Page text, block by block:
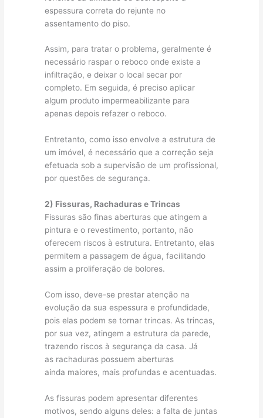
espessura correta do rejunte no
assentamento do piso.
Assim, para tratar o problema, geralmente é
necessário raspar o reboco onde existe a
infiltração, e deixar o local secar por
completo. Em seguida, é preciso aplicar
algum produto impermeabilizante para
apenas depois refazer o reboco.
Entretanto, como isso envolve a estrutura de
um imóvel, é necessário que a correção seja
efetuada sob a supervisão de um profissional,
por questões de segurança.
2) Fissuras, Rachaduras e Trincas
Fissuras são finas aberturas que atingem a
pintura e o revestimento, portanto, não
oferecem riscos à estrutura. Entretanto, elas
permitem a passagem de água, facilitando
assim a proliferação de bolores.
Com isso, deve-se prestar atenção na
evolução da sua espessura e profundidade,
pois elas podem se tornar trincas. As trincas,
por sua vez, atingem a estrutura da parede,
trazendo riscos à segurança da casa. Já
as rachaduras possuem aberturas
ainda maiores, mais profundas e acentuadas.
As fissuras podem apresentar diferentes
motivos, sendo alguns deles: a falta de juntas